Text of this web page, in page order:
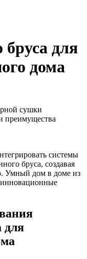
для
дома
сушки
преимущества
системы
бруса, создавая
Умный дом в доме из
инновационные
для